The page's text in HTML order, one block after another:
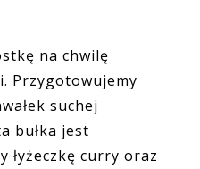
na chwilę
Przygotowujemy
suchej
bułka jest
łyżeczkę curry oraz